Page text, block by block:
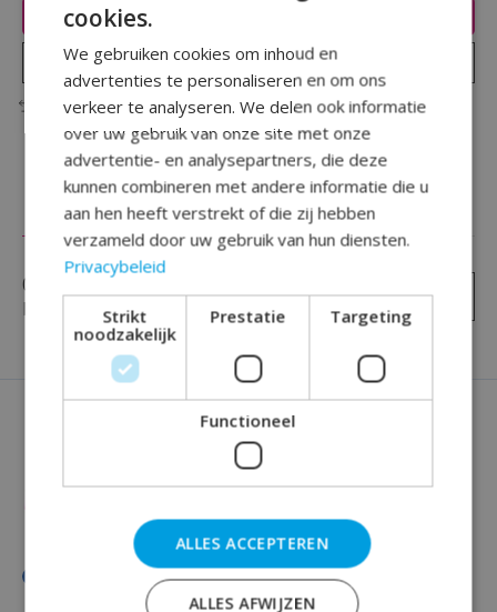
Toevoegen aan winkelwagen
Plaats bestelling
Toevoegen om te vergelijken
Reviews (0)
0 sterren op basis van
beoordelingen
Je beoordeling toevoegen
cookies.
We gebruiken cookies om inhoud en
advertenties te personaliseren en om ons
verkeer te analyseren. We delen ook informatie
over uw gebruik van onze site met onze
advertentie- en analysepartners, die deze
kunnen combineren met andere informatie die u
aan hen heeft verstrekt of die zij hebben
verzameld door uw gebruik van hun diensten.
Privacybeleid
Strikt
noodzakelijk
Prestatie Targeting
Functioneel
ALLES ACCEPTEREN
ALLES AFWIJZEN